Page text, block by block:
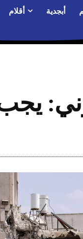
أبجدية أقلام